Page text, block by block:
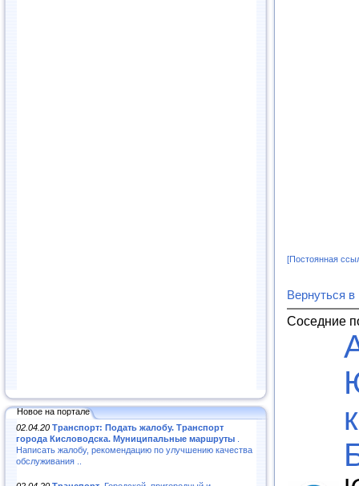
Новое на портале
02.04.20 Транспорт: Подать жалобу. Транспорт
города Кисловодска. Муниципальные маршруты
Написать жалобу, рекомендацию по улучшению качества
обслуживания ..
[Постоянная
Вернуться
Соседние